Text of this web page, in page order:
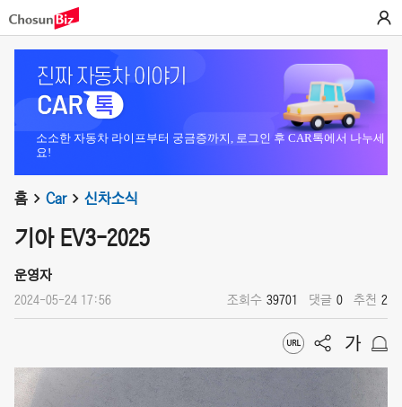
소소한 자동차 라이프부터 궁금증까지, 로그인 후 CAR톡에서 나누세
요!
홈 Car 신차소식
기아 EV3-2025
운영자
2024-05-24 17:56 조회수 39701 댓글 0 추천 2